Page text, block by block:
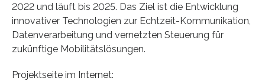
2022 und läuft bis 2025. Das Ziel ist die Entwicklung
innovativer Technologien zur Echtzeit-Kommunikation,
Datenverarbeitung und vernetzten Steuerung für
zukünftige Mobilitätslösungen.
Projektseite im Internet: